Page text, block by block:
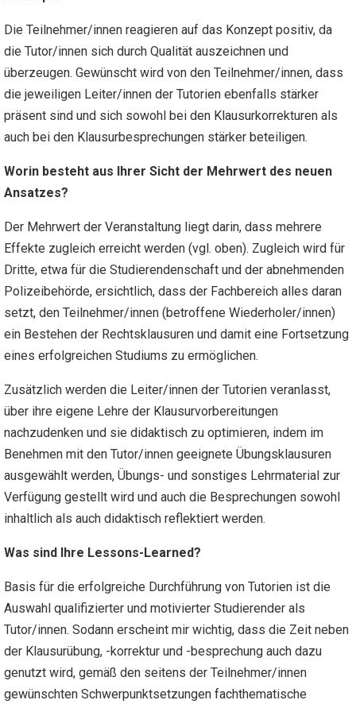
Die Teilnehmer/innen reagieren auf das Konzept positiv, da
die Tutor/innen sich durch Qualität auszeichnen und
überzeugen. Gewünscht wird von den Teilnehmer/innen, dass
die jeweiligen Leiter/innen der Tutorien ebenfalls stärker
präsent sind und sich sowohl bei den Klausurkorrekturen als
auch bei den Klausurbesprechungen stärker beteiligen.
Worin besteht aus Ihrer Sicht der Mehrwert des neuen
Ansatzes?
Der Mehrwert der Veranstaltung liegt darin, dass mehrere
Effekte zugleich erreicht werden (vgl. oben). Zugleich wird für
Dritte, etwa für die Studierendenschaft und der abnehmenden
Polizeibehörde, ersichtlich, dass der Fachbereich alles daran
setzt, den Teilnehmer/innen (betroffene Wiederholer/innen)
ein Bestehen der Rechtsklausuren und damit eine Fortsetzung
eines erfolgreichen Studiums zu ermöglichen.
Zusätzlich werden die Leiter/innen der Tutorien veranlasst,
über ihre eigene Lehre der Klausurvorbereitungen
nachzudenken und sie didaktisch zu optimieren, indem im
Benehmen mit den Tutor/innen geeignete Übungsklausuren
ausgewählt werden, Übungs- und sonstiges Lehrmaterial zur
Verfügung gestellt wird und auch die Besprechungen sowohl
inhaltlich als auch didaktisch reflektiert werden.
Was sind Ihre Lessons-Learned?
Basis für die erfolgreiche Durchführung von Tutorien ist die
Auswahl qualifizierter und motivierter Studierender als
Tutor/innen. Sodann erscheint mir wichtig, dass die Zeit neben
der Klausurübung, -korrektur und -besprechung auch dazu
genutzt wird, gemäß den seitens der Teilnehmer/innen
gewünschten Schwerpunktsetzungen fachthematische